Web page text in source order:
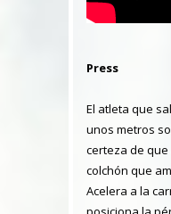
Press
El atleta que
unos metros
certeza de
colchón que
Acelera a la